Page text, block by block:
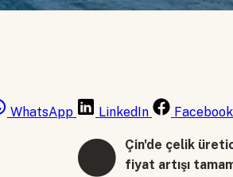
WhatsApp LinkedIn Facebook
⚫
Çin'de çelik
fiyat artışı